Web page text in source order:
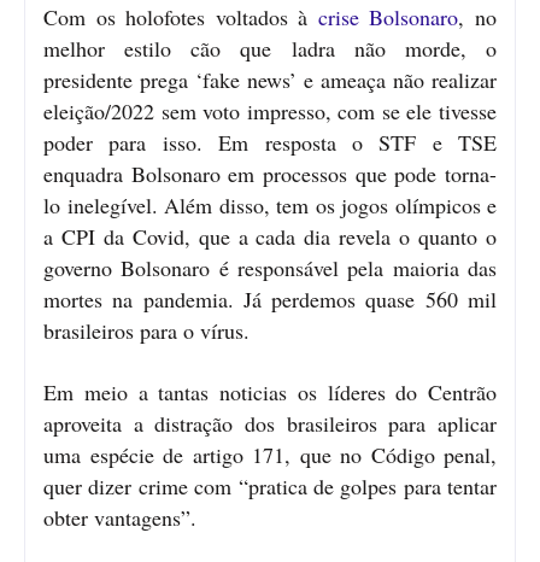
Com os holofotes voltados à crise Bolsonaro, no
melhor estilo cão que ladra não morde, o
presidente prega ‘fake news’ e ameaça não realizar
eleição/2022 sem voto impresso, com se ele tivesse
poder para isso. Em resposta o STF e TSE
enquadra Bolsonaro em processos que pode torna-
lo inelegível. Além disso, tem os jogos olímpicos e
a CPI da Covid, que a cada dia revela o quanto o
governo Bolsonaro é responsável pela maioria das
mortes na pandemia. Já perdemos quase 560 mil
brasileiros para o vírus.
Em meio a tantas noticias os líderes do Centrão
aproveita a distração dos brasileiros para aplicar
uma espécie de artigo 171, que no Código penal,
quer dizer crime com “pratica de golpes para tentar
obter vantagens”.